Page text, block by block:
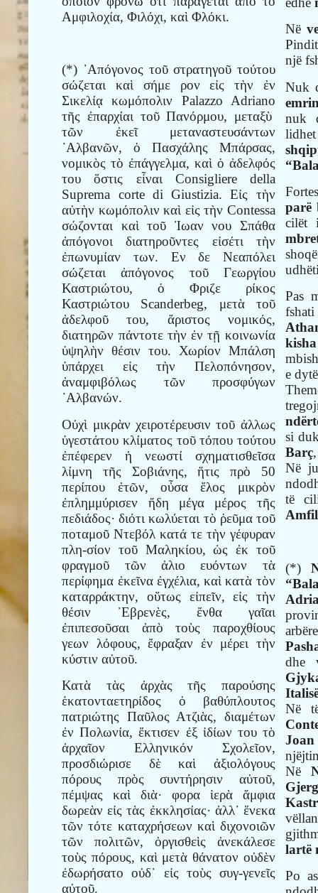
Αμφιλοχία, Φιλόχι, καὶ Φλόκι.
(*) ᾿Απόγονος τοῦ στρατηγοῦ τούτου
σώζεται καὶ σήμε ρον εἰς τὴν ἐν
Σικελίᾳ κωμόπολιν Palazzo Adriano
τῆς ἐπαρχίαι τοῦ Πανόρμου, μεταξὺ
τῶν ἐκεῖ μεταναστευσάντων
᾿Αλβανῶν, ὁ Πασχάλης Μπάρσας,
νομικὸς τὸ ἐπάγγελμα, καὶ ὁ ἀδελφός
του ὅστις εἶναι Consigliere
della
Suprema corte di Giustizia. Eἰς τὴν
αὐτὴν κωμόπολιν καὶ εἰς τὴν Contessa
σώζονται καὶ τοῦ Ἰωαν νου Σπάθα
ἀπόγονοι διατηροῦντες εἰσέτι τὴν
ἐπωνυμίαν των. Εν δε Νεαπόλει
σώζεται ἀπόγονος τοῦ Γεωργίου
Καστριώτου, ὁ Φριζε ρίκος
Καστριώτου Scanderbeg, μετὰ τοῦ
ἀδελφοῦ του, ἄριστος νομικός,
διατηρῶν πάντοτε τὴν ἐν τῇ κοινωνία
ὑψηλὴν θέσιν του. Χωρίον Μπάλση
ὑπάρχει εἰς τὴν Πελοπόνησον,
ἀναμφιβόλως τῶν προσφύγων
᾿Αλβανών.
Οὐχὶ μικρὰν χειροτέρευσιν τοῦ ἀλλως
ὑγεστάτου κλίματος τοῦ τόπου τούτου
ἐπέφερεν ἡ νεωστί σχηματισθεῖσα
λίμνη τῆς Σοβιάνης, ἥτις πρὸ 50
περίπου ἐτῶν, οὖσα ἔλος μικρὸν
ἐπλημμύρισεν ἤδη μέγα μέρος τῆς
πεδιάδος· διότι κωλύεται τὸ ῥεῦμα τοῦ
ποταμοῦ Ντεβόλ κατά τε τὴν γέφυραν
πλη-σίον τοῦ Μαληκίου, ὡς ἐκ τοῦ
φραγμοῦ τῶν ἀλιο ευόντων τὰ
περίφημα ἐκεῖνα ἐγχέλια, καὶ κατὰ τὸν
καταρράκτην, οὕτως εἰπεῖν, εἰς τὴν
θέσιν ᾿Εβρενὲς, ἔνθα γαῖαι
ἐπιπεσοῦσαι ἀπὸ τοὺς παροχθίους
γεων λόφους, ἔφραξαν ἐν μέρει τὴν
κύστιν αὐτοῦ.
Κατὰ τὰς ἀρχὰς τῆς παρούσης
ἑκατονταετηρίδος ὁ βαθύπλουτος
πατριώτης Παῦλος Ατζιὰς, διαμέτων
ἐν Πολωνία, ἔκτισεν ἐξ ἰδίων του τὸ
ἀρχαῖον Ελληνικόν Σχολεῖον,
προσδιώρισε δὲ καὶ ἀξιολόγους
πόρους πρὸς συντήρησιν αὐτοῦ,
πέμψας καὶ διὰ· φορα ἱερὰ ἄμφια
δωρεὰν εἰς τὰς ἐκκλησίας· ἀλλ᾿ ἕνεκα
τῶν τότε καταχρήσεων καὶ διχονοιῶν
τῶν πολιτῶν, ὀργισθεὶς ἀνεκάλεσε
τοὺς πόρους, καὶ μετὰ θάνατον οὐδὲν
ἐδωρήσατο οὐδ᾽ εἰς τοὺς συγ-γενεῖς
αὐτοῦ.
Në
një
Nuk
nuk
parë
cilët
Pas
e
si
Barç
Në
të
(*)
dhe
Në
Në
lartë
Po